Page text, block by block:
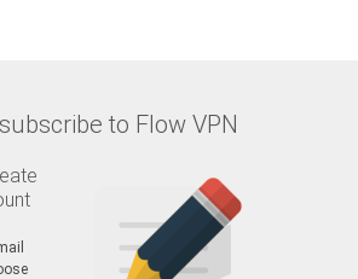
to Flow VPN